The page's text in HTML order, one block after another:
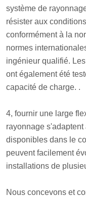
système de
résister aux
conformément à la
normes
ingénieur qualifié.
ont également été
capacité de charge. .
4, fournir une large
rayonnage
disponibles dans le
peuvent facilement
installations de
Nous concevons et